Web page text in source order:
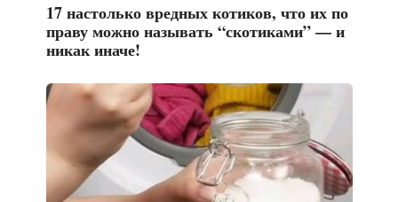
17 настолько вредных котиков, что их по
праву можно называть “скотиками” — и
никак иначе!